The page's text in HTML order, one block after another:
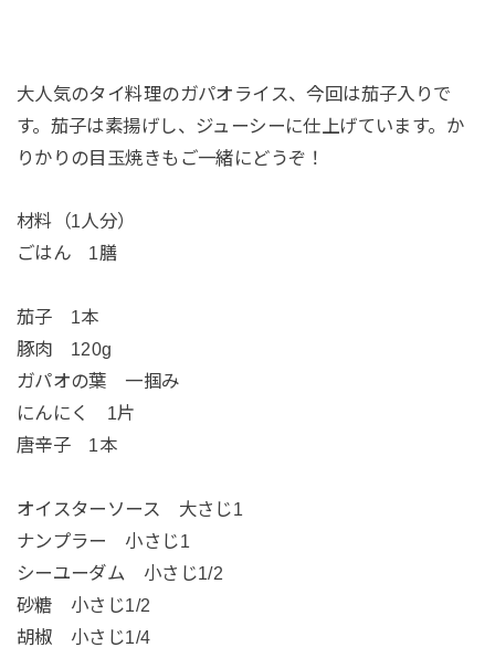
大人気のタイ料理のガパオライス、今回は茄子入りで
す。茄子は素揚げし、ジューシーに仕上げています。か
りかりの目玉焼きもご一緒にどうぞ！
材料（1人分）
ごはん 1膳
茄子 1本
豚肉 120g
ガパオの葉 一掴み
にんにく 1片
唐辛子 1本
オイスターソース 大さじ1
ナンプラー 小さじ1
シーユーダム 小さじ1/2
砂糖 小さじ1/2
胡椒 小さじ1/4